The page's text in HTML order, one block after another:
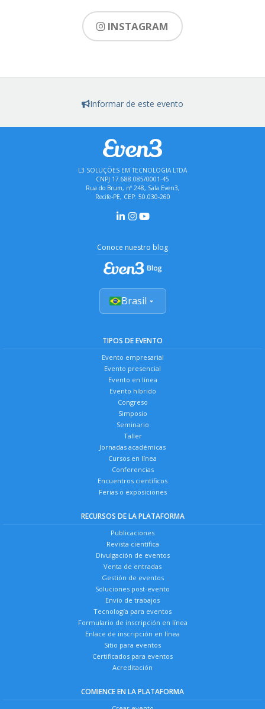
INSTAGRAM
Informar de este evento
L3 SOLUÇÕES EM TECNOLOGIA LTDA
CNPJ 17.688.085/0001-45
Rua do Brum, nº 248, Sala Even3,
Recife-PE, CEP: 50.030-260
Conoce nuestro blog
Brasil
TIPOS DE EVENTO
Evento empresarial
Evento presencial
Evento en línea
Evento híbrido
Congreso
Simposio
Seminario
Taller
Jornadas académicas
Cursos en línea
Conferencias
Encuentros científicos
Ferias o exposiciones
RECURSOS DE LA PLATAFORMA
Publicaciones
Revista científica
Divulgación de eventos
Venta de entradas
Gestión de eventos
Soluciones post-evento
Envío de trabajos
Tecnología para eventos
Formulario de inscripción en línea
Enlace de inscripción en línea
Sitio para eventos
Certificados para eventos
Acreditación
COMIENCE EN LA PLATAFORMA